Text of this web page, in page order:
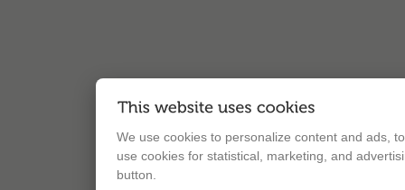
We use cookies to personalize content and ads,
use cookies for statistical, marketing, and
button.